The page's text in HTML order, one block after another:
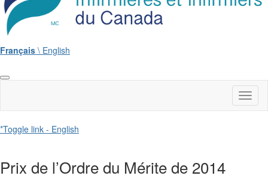
Français \ English
*Toggle link - English
Prix de l’Ordre du Mérite de 2014